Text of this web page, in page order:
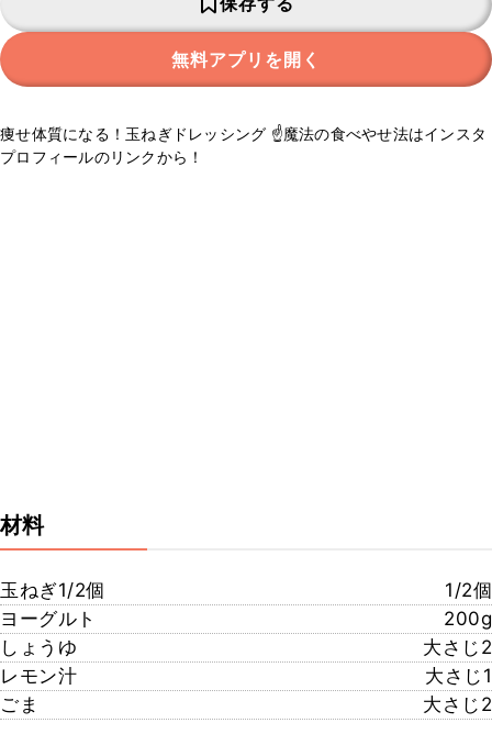
保存する
無料アプリを開く
痩せ体質になる！玉ねぎドレッシング ☝️魔法の食べやせ法はインスタ
プロフィールのリンクから！
材料
玉ねぎ1/2個
1/2個
ヨーグルト
200g
しょうゆ
大さじ2
レモン汁
大さじ1
ごま
大さじ2